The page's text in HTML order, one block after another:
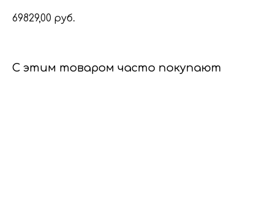
69829,00 руб.
С этим товаром часто покупают